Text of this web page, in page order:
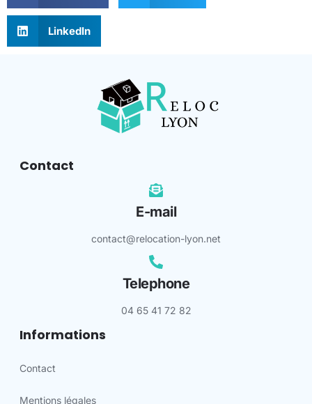
LinkedIn
Contact
E-mail
contact@relocation-lyon.net
Telephone
04 65 41 72 82
Informations
Contact
Mentions légales